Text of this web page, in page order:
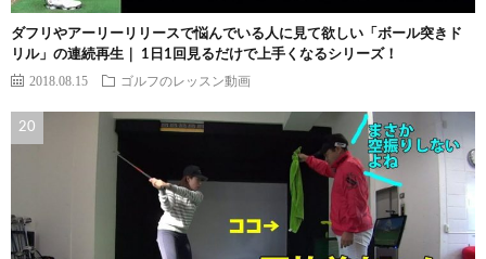
ダフリやアーリーリリースで悩んでいる人に見て欲しい「ボール突きド
リル」の連続再生｜ 1日1回見るだけで上手くなるシリーズ！
2018.08.15 ゴルフのレッスン動画